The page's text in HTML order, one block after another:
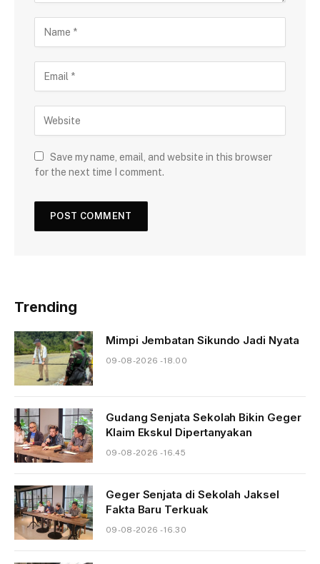
Save my name, email, and website in this browser
for the next time I comment.
Trending
Mimpi Jembatan Sikundo Jadi Nyata
09-08-2026 - 18.00
Gudang Senjata Sekolah Bikin Geger
Klaim Ekskul Dipertanyakan
09-08-2026 - 16.45
Geger Senjata di Sekolah Jaksel
Fakta Baru Terkuak
09-08-2026 - 16.30